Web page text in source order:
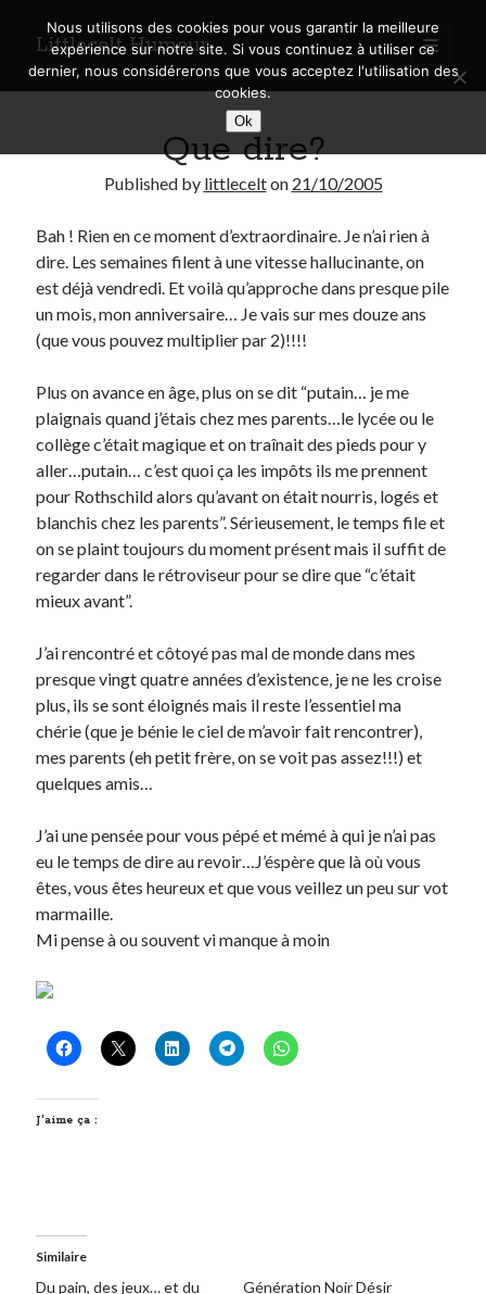
Littlecelt Humeur
open
primary
menu
Sidebar
Derniers articles
Municipales 2026 : Lyon, Métropole et Caluire, mon choix pour l’avenir
Explorez les Chemins Enchantés à Vélo : Aventures Familiales près de
Quel Lyonnais es-tu, Renaud Ducher ?
A quand une véritable place pour le vélo à Caluire dans la Métropole de
Lyon ?
Comment je vis ma vie sur un vélo
Derniers Commentaires
Entretien ménagerdansT’as vu quoi ? #52
JFdans C’était pas mieux avant… à Lyon
AnthonydansComment j’ai opéré ma vélorution toute personnelle
Renaud DucherdansComment j’ai opéré ma vélorution toute
personnelle
Commentaires récents
C’était pas mieux avant… à Lyon
dans
Comment j’ai opéré ma vélorution toute personnelle
Anthony
Comment j’ai opéré ma vélorution toute personnelle
personnelle
On parle de quoi ?
A Lyon
Coup de coeur
Humeur
Que dire?
Published by littlecelton 21/10/2005
Bah ! Rien en ce moment d’extraordinaire. Je n’ai rien à
dire. Les semaines filent à une vitesse hallucinante, on
est déjà vendredi. Et voilà qu’approche dans presque pile
un mois, mon anniversaire… Je vais sur mes douze ans
(que vous pouvez multiplier par 2)!!!!
Plus on avance en âge, plus on se dit “putain… je me
plaignais quand j’étais chez mes parents…le lycée ou le
collège c’était magique et on traînait des pieds pour y
aller…putain… c’est quoi ça les impôts ils me prennent
pour Rothschild alors qu’avant on était nourris, logés et
blanchis chez les parents”. Sérieusement, le temps file et
on se plaint toujours du moment présent mais il suffit de
regarder dans le rétroviseur pour se dire que “c’était
mieux avant”.
J’ai rencontré et côtoyé pas mal de monde dans mes
presque vingt quatre années d’existence, je ne les croise
plus, ils se sont éloignés mais il reste l’essentiel ma
chérie (que je bénie le ciel de m’avoir fait rencontrer),
mes parents (eh petit frère, on se voit pas assez!!!) et
quelques amis…
J’ai une pensée pour vous pépé et mémé à qui je n’ai pas
eu le temps de dire au revoir…J’éspère que là où vous
êtes, vous êtes heureux et que vous veillez un peu sur vot
marmaille.
Mi pense à ou souvent vi manque à moin
J’aime ça :
Similaire
Du pain, des jeux… et du
Génération Noir Désir
Nous utilisons des cookies pour vous garantir la meilleure
expérience sur notre site. Si vous continuez à utiliser ce
dernier, nous considérerons que vous acceptez l'utilisation des
cookies.
Ok